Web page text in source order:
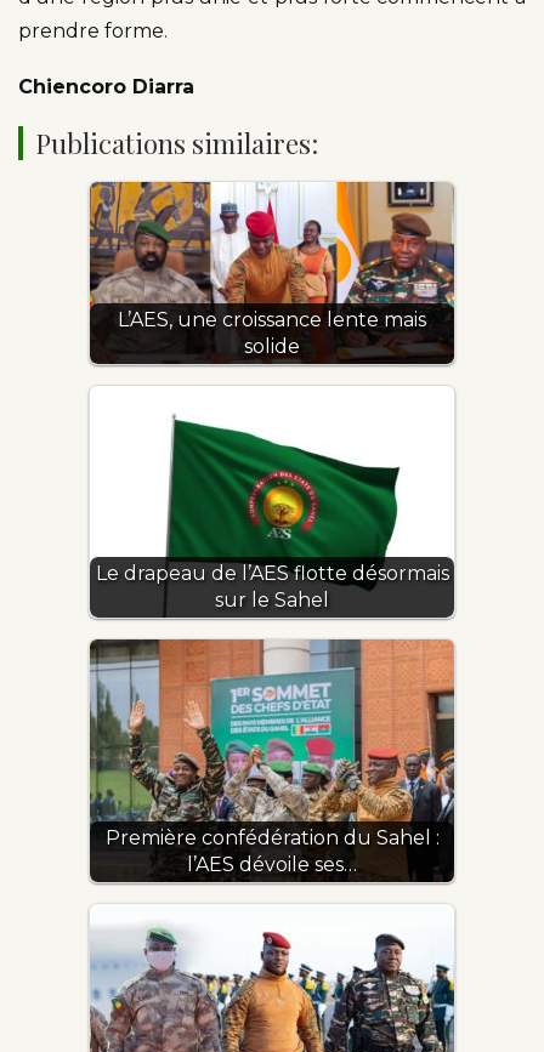
prendre forme.
Chiencoro Diarra
Publications similaires:
L’AES, une croissance lente mais
solide
Le drapeau de l’AES flotte désormais
sur le Sahel
Première confédération du Sahel :
l’AES dévoile ses…